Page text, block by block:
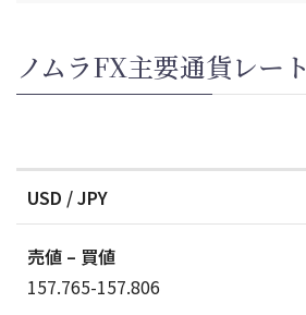
ノムラFX主要通貨レート
USD / JPY
157.765-157.806